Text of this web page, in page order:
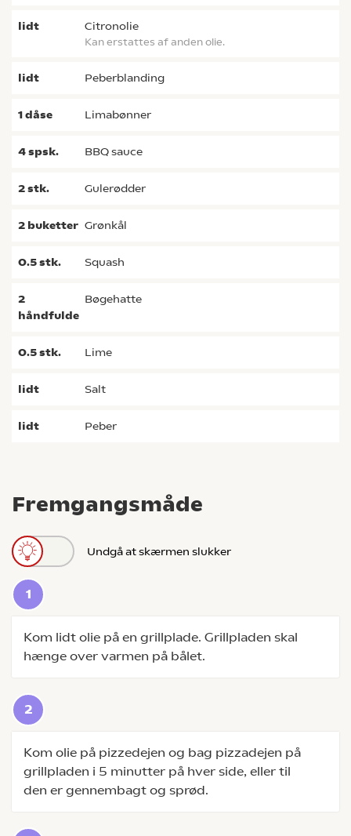
Fremgangsmåde
Undgå at skærmen slukker
Kom lidt olie på en grillplade. Grillpladen skal
hænge over varmen på bålet.
Kom olie på pizzedejen og bag pizzadejen på
grillpladen i 5 minutter på hver side, eller til
den er gennembagt og sprød.
lidt citronolie
Kan erstattes af anden olie.
lidt peberblanding
1dåse limabønner
4spsk. BBQ sauce
2stk. gulerødder
2 buketter grønkål
0.5stk. squash
2
håndfulde
bøgehatte
0.5stk. lime
lidt salt
lidt peber